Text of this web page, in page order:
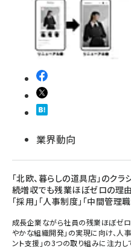
業界動向
「北欧、暮らしの道具店」のクラ
続増収でも残業ほぼゼロの理
「採用」「人事制度」「中間管理
成長企業ながら社員の残業ほぼゼロ
やかな組織開発」の実現に向け、人
ント支援」の3つの取り組みに注力し